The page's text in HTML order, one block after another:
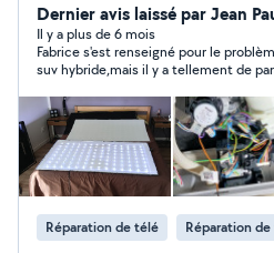
recontacterai
Dernier avis laissé par Jean
Il y a plus de 6 mois
Fabrice s'est renseigné pour le
suv hybride,mais il y a tellement de
professionnel,il n'a pas pu s'engager
sensible.
Réparation de télé Réparation